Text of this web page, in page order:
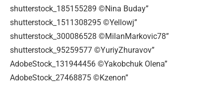
shutterstock_185155289 ©Nina Buday”
shutterstock_1511308295 ©Yellowj”
shutterstock_300086528 ©MilanMarkovic78”
shutterstock_95259577 ©YuriyZhuravov”
AdobeStock_131944456 ©Yakobchuk Olena”
AdobeStock_27468875 ©Kzenon”